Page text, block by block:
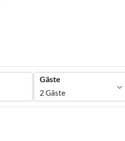
Gäste
2 Gäste